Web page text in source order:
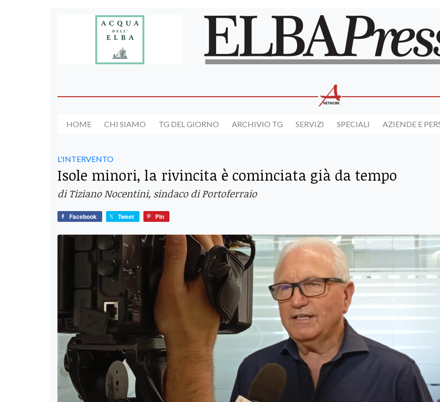
HOME CHI SIAMO TG DEL GIORNO ARCHIVIO TG SERVIZI SPECIALI AZIENDE E
L'INTERVENTO
Isole minori, la rivincita è cominciata già da tempo
di Tiziano Nocentini, sindaco di Portoferraio
Facebook Tweet Pin